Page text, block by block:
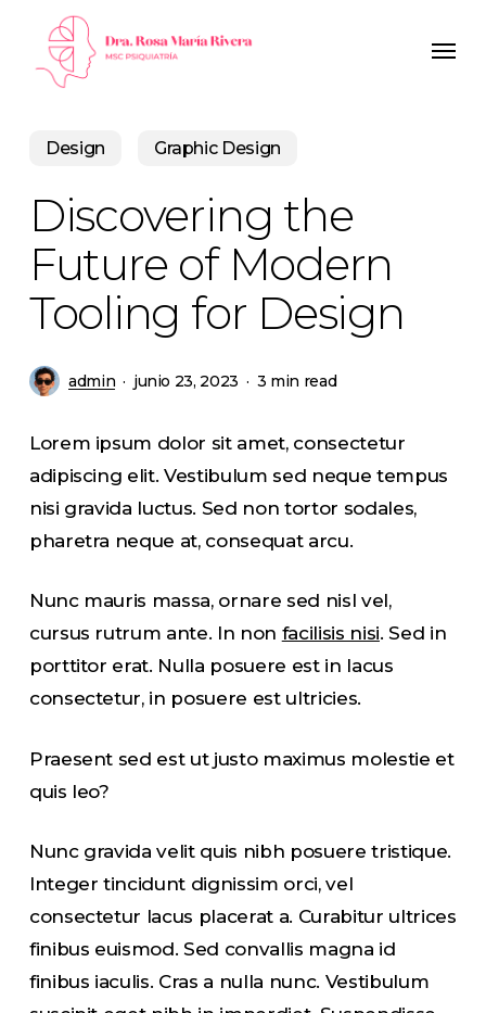
Design Graphic Design
Discovering the
Future of Modern
Tooling for Design
admin junio 23, 2023 3 min read
Lorem ipsum dolor sit amet, consectetur
adipiscing elit. Vestibulum sed neque tempus
nisi gravida luctus. Sed non tortor sodales,
pharetra neque at, consequat arcu.
Nunc mauris massa, ornare sed nisl vel,
cursus rutrum ante. In non facilisis nisi. Sed in
porttitor erat. Nulla posuere est in lacus
consectetur, in posuere est ultricies.
Praesent sed est ut justo maximus molestie et
quis leo?
Nunc gravida velit quis nibh posuere tristique.
Integer tincidunt dignissim orci, vel
consectetur lacus placerat a. Curabitur ultrices
finibus euismod. Sed convallis magna id
finibus iaculis. Cras a nulla nunc. Vestibulum